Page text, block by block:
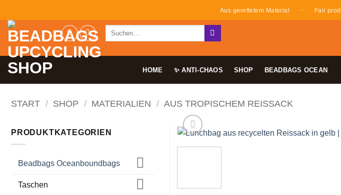
Inhalt
springen
Aus gerettetem Material — Fair
Suchen
HOME ✨ ANTI-CHAOS SHOP BEADBAGS OCEAN
START / SHOP / MATERIALIEN / AUS TROPISCHEM REISSACK
PRODUKTKATEGORIEN
Beadbags Oceanboundbags
Taschen